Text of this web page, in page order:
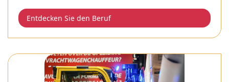
Entdecken Sie den Beruf